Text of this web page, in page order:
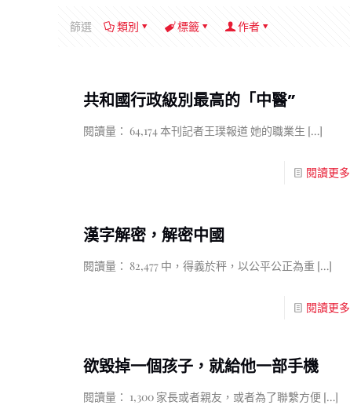
篩選 類別 標籤 作者
共和國行政級別最高的「中醫”
閱讀量： 64,174 本刊記者王璞報道 她的職業生 […]
閱讀更多
漢字解密，解密中國
閱讀量： 82,477 中，得義於秤，以公平公正為重[…]
閱讀更多
欲毀掉一個孩子，就給他一部手機
閱讀量： 1,300 家長或者親友，或者為了聯繫方便[…]